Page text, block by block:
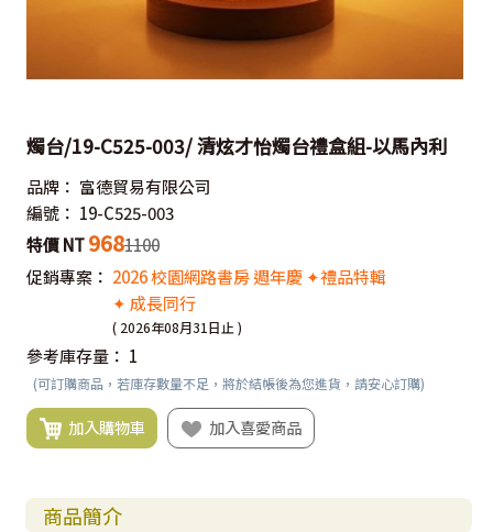
燭台/19-C525-003/ 清炫才怡燭台禮盒組-以馬內利
品牌： 富德貿易有限公司
編號： 19-C525-003
特價 NT 9681100
促銷專案： 2026 校園網路書房 週年慶 ✦禮品特輯
✦ 成長同行
( 2026年08月31日止 )
參考庫存量： 1
(可訂購商品，若庫存數量不足，將於結帳後為您進貨，請安心訂購)
加入購物車 加入喜愛商品
商品簡介